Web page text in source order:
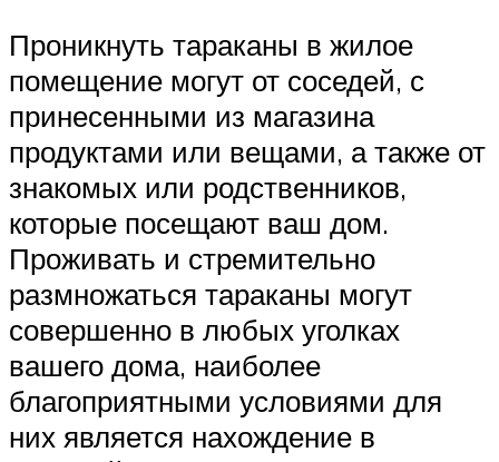
Проникнуть тараканы в жилое
помещение могут от соседей, с
принесенными из магазина
продуктами или вещами, а также от
знакомых или родственников,
которые посещают ваш дом.
Проживать и стремительно
размножаться тараканы могут
совершенно в любых уголках
вашего дома, наиболее
благоприятными условиями для
них является нахождение в